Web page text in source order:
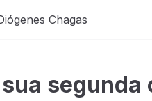
Chagas
segunda